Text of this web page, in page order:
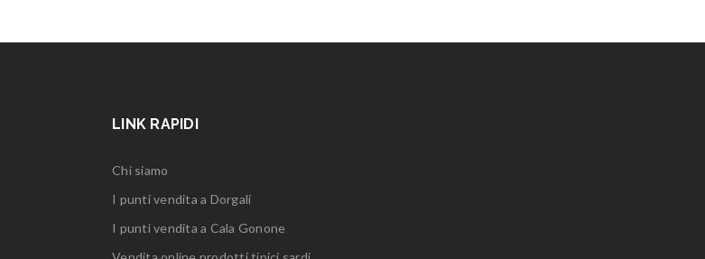
LINK RAPIDI
Chi siamo
I punti vendita a Dorgali
I punti vendita a Cala Gonone